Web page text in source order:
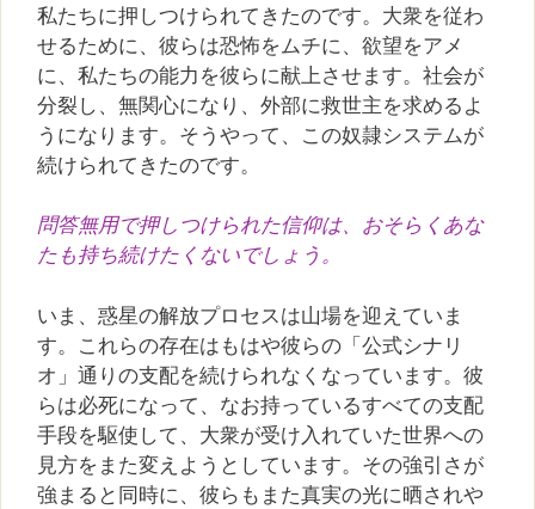
私たちに押しつけられてきたのです。大衆を従わ
せるために、彼らは恐怖をムチに、欲望をアメ
に、私たちの能力を彼らに献上させます。社会が
分裂し、無関心になり、外部に救世主を求めるよ
うになります。そうやって、この奴隷システムが
続けられてきたのです。
問答無用で押しつけられた信仰は、おそらくあな
たも持ち続けたくないでしょう。
いま、惑星の解放プロセスは山場を迎えていま
す。これらの存在はもはや彼らの「公式シナリ
オ」通りの支配を続けられなくなっています。彼
らは必死になって、なお持っているすべての支配
手段を駆使して、大衆が受け入れていた世界への
見方をまた変えようとしています。その強引さが
強まると同時に、彼らもまた真実の光に晒されや